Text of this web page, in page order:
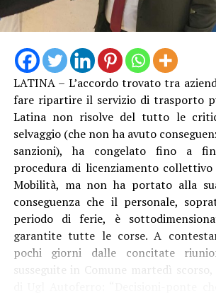
LATINA – L’accordo trovato tra
fare ripartire il servizio di trasporto
Latina non risolve del tutto le
selvaggio (che non ha avuto
sanzioni), ha congelato fino a
procedura di licenziamento
Mobilità, ma non ha portato alla
conseguenza che il personale,
periodo di ferie, è
garantite tutte le corse. A
pochi giorni dalle concitate
susseguite in Comune martedì